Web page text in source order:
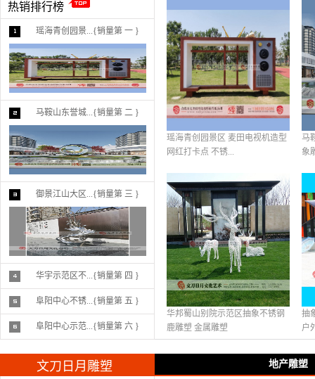
和昌地产景...
热销排行榜
瑶海青创园景...{销量第 一 }
马鞍山东誉城...{销量第 二 }
御景江山大区...{销量第 三 }
华宇示范区不...{销量第 四 }
阜阳中心不锈...{销量第 五 }
阜阳中心示范...{销量第 六 }
瑶海青创园景区 麦田电视机造型
网红打卡点 不锈...
马
象
华邦蜀山别院示范区抽象不锈钢
鹿雕塑 金属雕塑
抽
户
文刀日月雕塑 地产雕塑